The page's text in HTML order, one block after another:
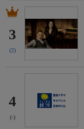
3
(2)
4
(-)